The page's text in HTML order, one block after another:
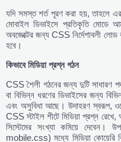
যদি সমস্ত শর্ত পূরণ করা হয়, তাহলে
মোবাইল ডিভাইসে প্রতিকৃতি মোডে
অবজেক্টের জন্য CSS নির্দেশাবলী লোড
হবে।
কিভাবেমিডিয়াপ্রশ্নগঠন
CSS শৈলী গঠনের জন্য দুটি সাধারণ
বা বিভিন্ন ধরণের ডিভাইসের জন্য
এবং অসুবিধা আছে। উদাহরণ স্বরূপ,
CSS স্টাইল শীটে মিডিয়া প্রশ্ন রেখে,
সিস্টেমের সংখ্যা কমিয়ে
mobile.css) মধ্যে মিডিয়া কোয়েরি